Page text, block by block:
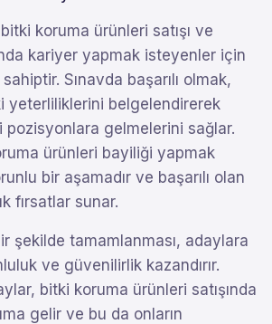
koruma ürünleri satışı ve
kariyer yapmak isteyenler için
Sınavda başarılı olmak,
yeterliliklerini belgelendirerek
pozisyonlara gelmelerini sağlar.
ürünleri bayiliği yapmak
bir aşamadır ve başarılı olan
fırsatlar sunar.
şekilde tamamlanması, adaylara
ve güvenilirlik kazandırır.
bitki koruma ürünleri satışında
gelir ve bu da onların